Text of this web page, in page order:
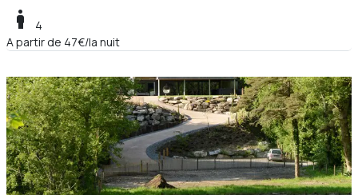
boy
4
A partir de 47€/la nuit